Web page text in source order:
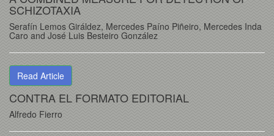
SCHIZOTAXIA
Serafín Lemos Giráldez, Mercedes Paíno Piñeiro, Mercedes Inda
Caro and José Luis Besteiro González
Read Article
CONTRA EL FORMATO EDITORIAL
Alfredo Fierro